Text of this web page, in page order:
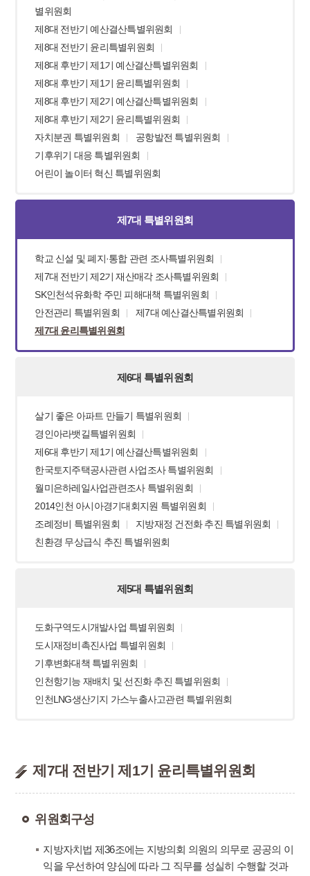
별위원회
제8대 전반기 예산결산특별위원회
제8대 전반기 윤리특별위원회
제8대 후반기 제1기 예산결산특별위원회
제8대 후반기 제1기 윤리특별위원회
제8대 후반기 제2기 예산결산특별위원회
제8대 후반기 제2기 윤리특별위원회
자치분권 특별위원회
공항발전 특별위원회
기후위기 대응 특별위원회
어린이 놀이터 혁신 특별위원회
제7대 특별위원회
학교 신설 및 폐지·통합 관련 조사특별위원회
제7대 전반기 제2기 재산매각 조사특별위원회
SK인천석유화학 주민 피해대책 특별위원회
안전관리 특별위원회
제7대 예산결산특별위원회
제7대 윤리특별위원회
제6대 특별위원회
살기 좋은 아파트 만들기 특별위원회
경인아라뱃길특별위원회
제6대 후반기 제1기 예산결산특별위원회
한국토지주택공사관련 사업조사 특별위원회
월미은하레일사업관련조사 특별위원회
2014인천 아시아경기대회지원 특별위원회
조례정비 특별위원회
지방재정 건전화 추진 특별위원회
친환경 무상급식 추진 특별위원회
제5대 특별위원회
도화구역도시개발사업 특별위원회
도시재정비촉진사업 특별위원회
기후변화대책 특별위원회
인천항기능 재배치 및 선진화 추진 특별위원회
인천LNG생산기지 가스누출사고관련 특별위원회
제7대 전반기 제1기 윤리특별위원회
위원회구성
지방자치법 제36조에는 지방의회 의원의 의무로 공공의 이
익을 우선하여 양심에 따라 그 직무를 성실히 수행할 것과